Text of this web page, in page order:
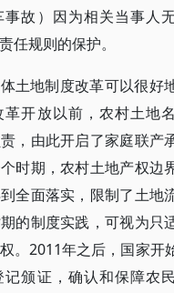
事故）因为相关当事人
任规则的保护。
土地制度改革可以很好
开放以前，农村土地
，由此开启了家庭联产
时期，农村土地产权边
全面落实，限制了土地
的制度实践，可视为只
。2011年之后，国家开
颁证，确认和保障农